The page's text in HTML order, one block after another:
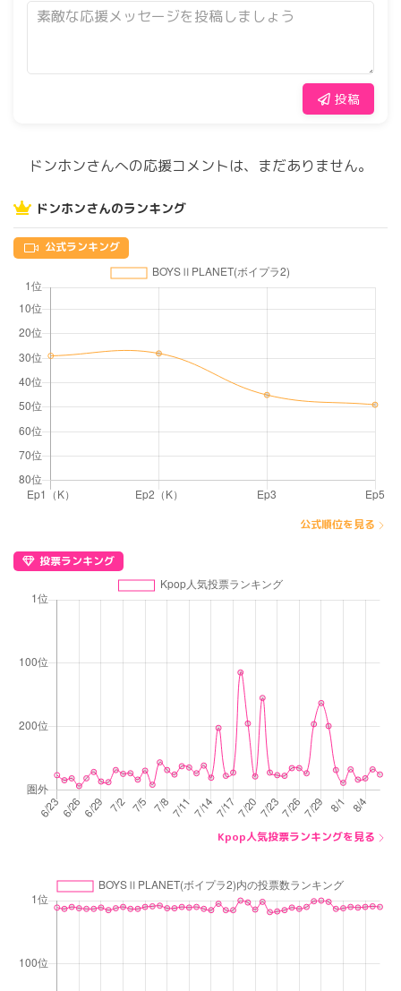
投稿
ドンホンさんへの応援コメントは、まだありません。
ドンホンさんのランキング
公式ランキング
公式順位を見る
投票ランキング
Kpop人気投票ランキングを見る